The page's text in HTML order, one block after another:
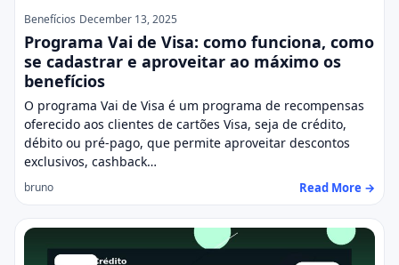
Benefícios December 13, 2025
Programa Vai de Visa: como funciona, como
se cadastrar e aproveitar ao máximo os
benefícios
O programa Vai de Visa é um programa de recompensas
oferecido aos clientes de cartões Visa, seja de crédito,
débito ou pré-pago, que permite aproveitar descontos
exclusivos, cashback…
bruno Read More →